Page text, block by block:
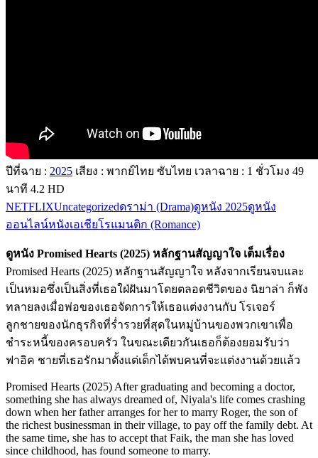
ปีที่ฉาย : 2025 เสียง : พากย์ไทย ซับไทย เวลาฉาย : 1 ชั่วโมง 49
นาที 4.2 HD
NETFLIXUncategorizedดราม่า (Drama)ดูหนัง 2025ดูหนัง
ออนไลน์หนังเอเชียโรแมนติก (Romance)
ดูหนัง Promised Hearts (2025) หลักฐานสัญญาใจ เต็มเรื่อง
Promised Hearts (2025) หลักฐานสัญญาใจ หลังจากเรียนจบและ
เป็นหมอซึ่งเป็นสิ่งที่เธอใฝ่ฝันมาโดยตลอดชีวิตของ นิยาล่า ก็พัง
ทลายลงเมื่อพ่อของเธอจัดการให้เธอแต่งงานกับ โรเจอร์
ลูกชายของนักธุรกิจที่ร่ำรวยที่สุดในหมู่บ้านของพวกเขาเพื่อ
ชำระหนี้ของครอบครัว ในขณะเดียวกันเธอก็ต้องยอมรับว่า
ฟาอิค ชายที่เธอรักมาตั้งแต่เด็กได้พบคนที่จะแต่งงานด้วยแล้ว
Promised Hearts (2025) After graduating and becoming a doctor,
something she has always dreamed of, Niyala's life comes crashing
down when her father arranges for her to marry Roger, the son of
the richest businessman in their village, to pay off the family debt. At
the same time, she has to accept that Faik, the man she has loved
since childhood, has found someone to marry.